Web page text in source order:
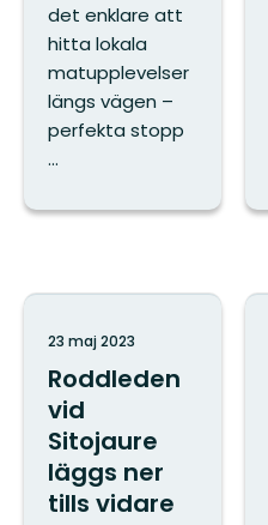
det enklare att
hitta lokala
matupplevelser
längs vägen –
perfekta stopp
...
Roddleden
vid
Sitojaure
läggs ner
tills vidare
23 maj 2023